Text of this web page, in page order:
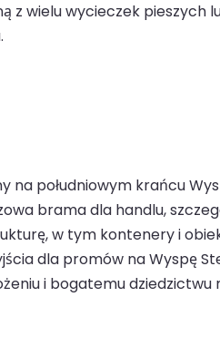
z wielu wycieczek
na południowym krańcu
brama dla handlu,
w tym kontenery i
dla promów na Wyspę
i bogatemu